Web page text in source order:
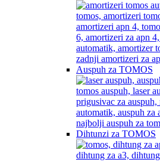
Auspuh za TOMOS
Dihtunzi za TOMOS